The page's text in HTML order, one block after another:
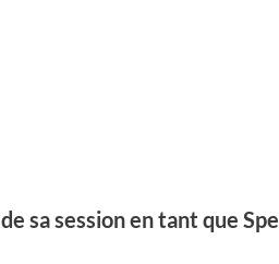
de sa session en tant que